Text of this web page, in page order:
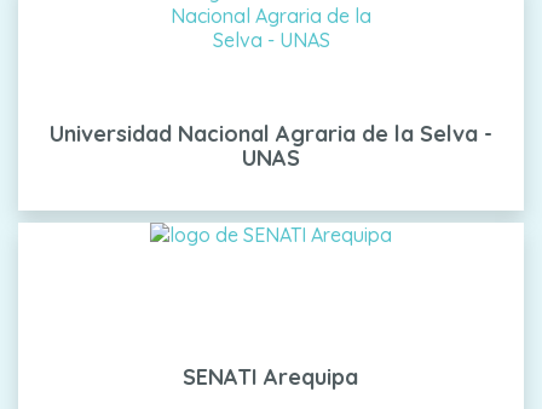
Universidad Nacional Agraria de la Selva -
UNAS
SENATI Arequipa